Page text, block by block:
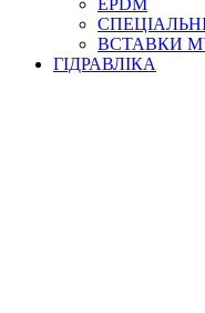
МОДУЛЬНІ АЗС
МЕТРОЛОГІЧНЕ
ЛІЧИЛЬНИКИ І
КОТУШКИ ДЛЯ
EPDM
ВСТАВКИ
ГІДРАВЛІКА